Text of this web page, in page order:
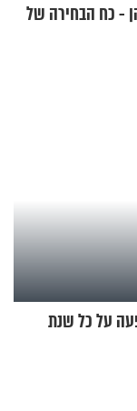
- כח הבחירה של
על כל שנת